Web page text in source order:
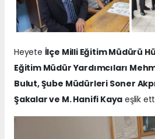
Heyete İlçe Milli Eğitim Müdürü
Eğitim Müdür Yardımcıları
Bulut, Şube Müdürleri Soner
Şakalar ve M. Hanifi Kaya eşlik